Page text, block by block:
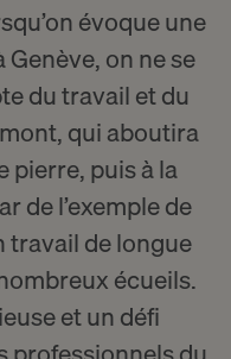
évoque une
on ne se
du travail et du
qui aboutira
pierre, puis à la
de l’exemple de
travail de longue
écueils.
et un défi